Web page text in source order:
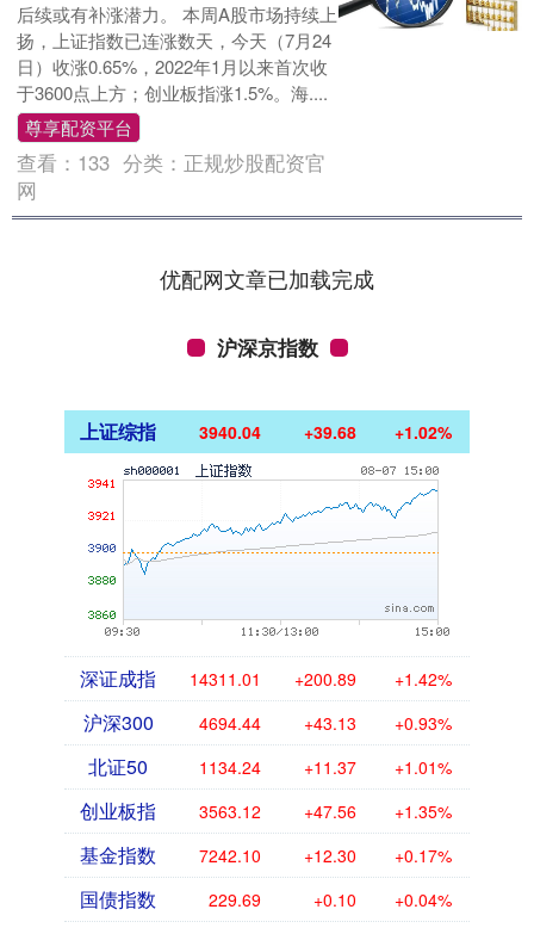
后续或有补涨潜力。 本周A股市场持续上
扬，上证指数已连涨数天，今天（7月24
日）收涨0.65%，2022年1月以来首次收
于3600点上方；创业板指涨1.5%。海....
尊享配资平台
查看： 133 分类： 正规炒股配资官
网
优配网文章已加载完成
沪深京指数
上证综指 3940.04 +39.68 +1.02%
深证成指 14311.01 +200.89 +1.42%
沪深300 4694.44 +43.13 +0.93%
北证50 1134.24 +11.37 +1.01%
创业板指 3563.12 +47.56 +1.35%
基金指数 7242.10 +12.30 +0.17%
国债指数 229.69 +0.10 +0.04%